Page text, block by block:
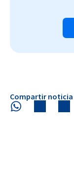
Compartir noticia